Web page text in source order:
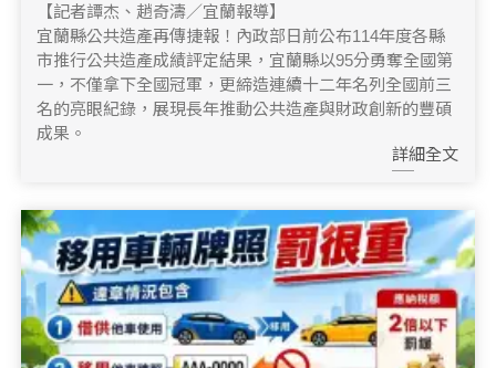
【記者譚杰、趙奇濤／宜蘭報導】
宜蘭縣公共造產再傳捷報！內政部日前公布114年度各縣
市推行公共造產成績評定結果，宜蘭縣以95分勇奪全國第
一，不僅拿下全國冠軍，更締造連續十二年名列全國前三
名的亮眼紀錄，展現長年推動公共造產與財政創新的豐碩
成果。
詳細全文